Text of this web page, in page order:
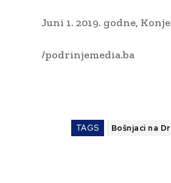
Juni 1. 2019. godne,
/podrinjemedia.ba
TAGS Bošnjaci na